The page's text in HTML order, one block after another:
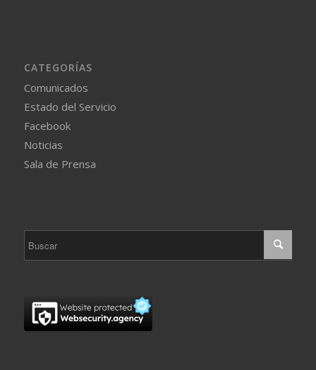
CATEGORÍAS
Comunicados
Estado del Servicio
Facebook
Noticias
Sala de Prensa